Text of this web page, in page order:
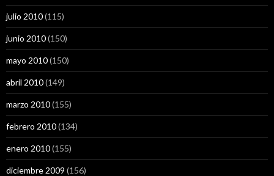
julio 2010(115)
junio 2010(150)
mayo 2010(150)
abril 2010(149)
marzo 2010(155)
febrero 2010(134)
enero 2010(155)
diciembre 2009 (156)